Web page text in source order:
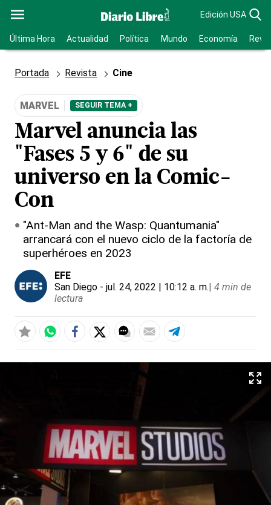
Edición USA
Última Hora Actualidad Política Mundo Economía
Portada Revista Cine
MARVEL SEGUIR TEMA +
Marvel anuncia las
"Fases 5 y 6" de su
universo en la Comic-
Con
"Ant-Man and the Wasp: Quantumania"
arrancará con el nuevo ciclo de la factoría de
superhéroes en 2023
EFE
San Diego - jul. 24, 2022 | 10:12 a. m.| 4 min de
lectura